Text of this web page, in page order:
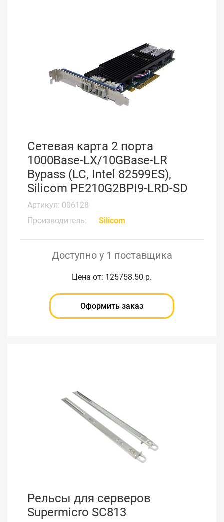
Сетевая карта 2 порта
1000Base-LX/10GBase-LR
Bypass (LC, Intel 82599ES),
Silicom PE210G2BPI9-LRD-SD
Артикул: 006128
Производитель:
Silicom
Доступно у 1 поставщика
Цена от: 125758.50 р.
Оформить заказ
Рельсы для серверов
Supermicro SC813